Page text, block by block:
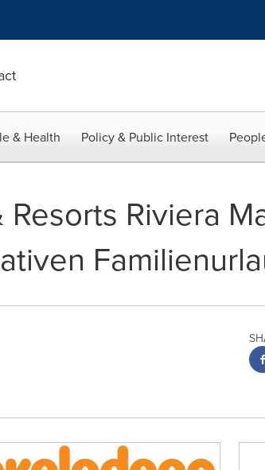
& Health Policy & Public Interest
Riviera